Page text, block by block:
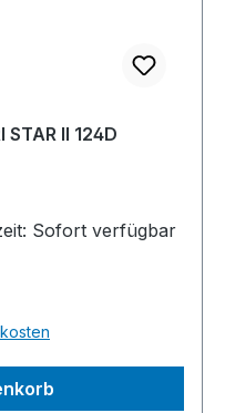
II 124D
Sofort verfügbar